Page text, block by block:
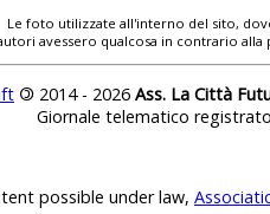
Le foto utilizzate all'interno del sito,
avessero qualcosa in contrario
© 2014 - 2026 Ass. La Città
Giornale telematico
possible under law,